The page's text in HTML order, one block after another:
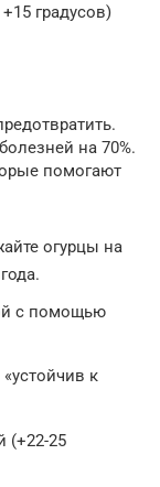
градусов)
на 70%.
помогают
огурцы на
с помощью
к
(+22-25